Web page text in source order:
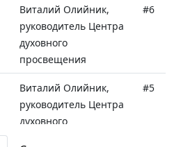
Виталий Олийник,
руководитель Центра
духовного
просвещения
#6
Виталий Олийник,
руководитель Центра
духовного
#5